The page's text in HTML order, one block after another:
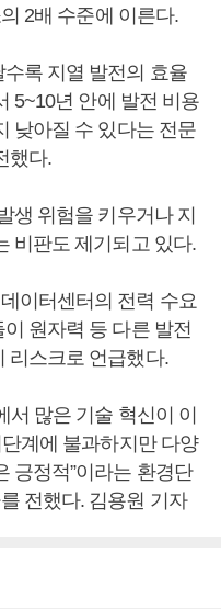
2배 수준에 이른다.
록 지열 발전의 효율
5~10년 안에 발전 비용
낮아질 수 있다는 전문
했다.
생 위험을 키우거나 지
비판도 제기되고 있다.
이터센터의 전력 수요
원자력 등 다른 발전
리스크로 언급했다.
많은 기술 혁신이 이
계에 불과하지만 다양
긍정적”이라는 환경단
전했다. 김용원 기자